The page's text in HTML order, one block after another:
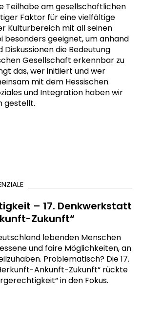
Teilhabe am gesellschaftlichen
Faktor für eine vielfältige
Kulturbereich mit all seinen
besonders geeignet, um anhand
die Bedeutung
Gesellschaft erkennbar zu
das, wer initiiert und wer
mit dem Hessischen
und Integration haben wir
gestellt.
– 17. Denkwerkstatt
Zukunft“
lebenden Menschen
und faire Möglichkeiten, an
Problematisch? Die 17.
Ankunft-Zukunft“ rückte
in den Fokus.